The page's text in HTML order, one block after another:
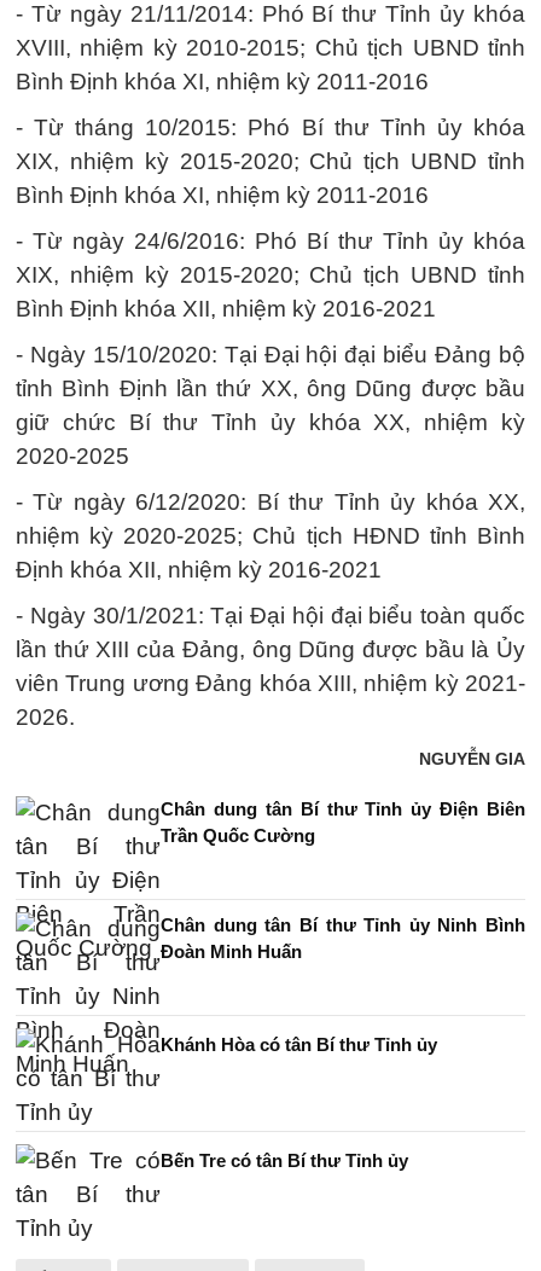
- Từ ngày 21/11/2014: Phó Bí thư Tỉnh ủy khóa
XVIII, nhiệm kỳ 2010-2015; Chủ tịch UBND tỉnh
Bình Định khóa XI, nhiệm kỳ 2011-2016
- Từ tháng 10/2015: Phó Bí thư Tỉnh ủy khóa
XIX, nhiệm kỳ 2015-2020; Chủ tịch UBND tỉnh
Bình Định khóa XI, nhiệm kỳ 2011-2016
- Từ ngày 24/6/2016: Phó Bí thư Tỉnh ủy khóa
XIX, nhiệm kỳ 2015-2020; Chủ tịch UBND tỉnh
Bình Định khóa XII, nhiệm kỳ 2016-2021
- Ngày 15/10/2020: Tại Đại hội đại biểu Đảng bộ
tỉnh Bình Định lần thứ XX, ông Dũng được bầu
giữ chức Bí thư Tỉnh ủy khóa XX, nhiệm kỳ
2020-2025
- Từ ngày 6/12/2020: Bí thư Tỉnh ủy khóa XX,
nhiệm kỳ 2020-2025; Chủ tịch HĐND tỉnh Bình
Định khóa XII, nhiệm kỳ 2016-2021
- Ngày 30/1/2021: Tại Đại hội đại biểu toàn quốc
lần thứ XIII của Đảng, ông Dũng được bầu là Ủy
viên Trung ương Đảng khóa XIII, nhiệm kỳ 2021-
2026.
NGUYỄN GIA
Chân dung tân Bí thư Tỉnh ủy Điện Biên
Trần Quốc Cường
Chân dung tân Bí thư Tỉnh ủy Ninh Bình
Đoàn Minh Huấn
Khánh Hòa có tân Bí thư Tỉnh ủy
Bến Tre có tân Bí thư Tỉnh ủy